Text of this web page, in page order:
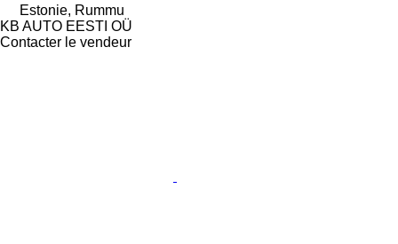
Estonie, Rummu
KB AUTO EESTI OÜ
Contacter le vendeur